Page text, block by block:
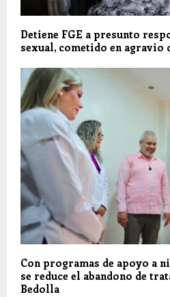
Detiene FGE a presunto
sexual, cometido en agravio
Con programas de apoyo a
se reduce el abandono de
Bedolla